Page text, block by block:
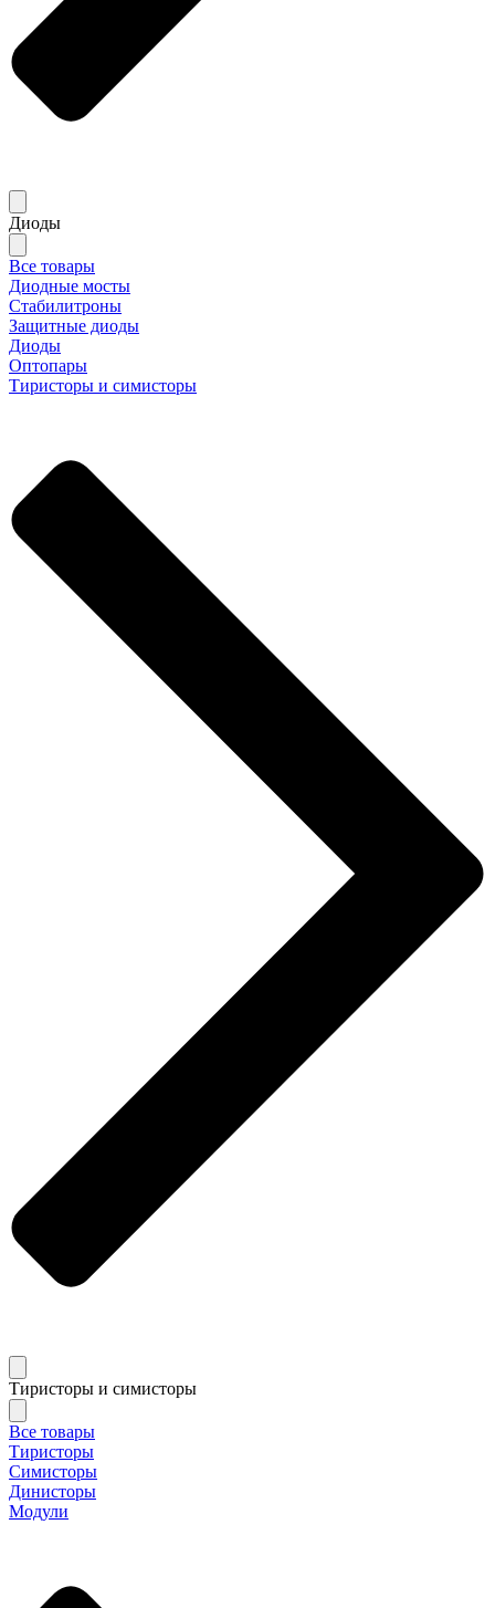
Диоды
Все товары
Диодные мосты
Стабилитроны
Защитные диоды
Диоды
Оптопары
Тиристоры и симисторы
Тиристоры и симисторы
Все товары
Тиристоры
Симисторы
Динисторы
Модули